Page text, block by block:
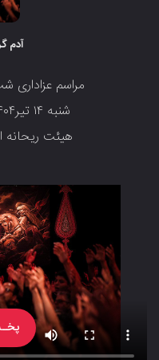
آدم
مراسم عزاداری
شنبه ۱۴ تیر۱۴۰۴ | ۹ محرم‌الحرام ۱۴۴۷
هیئت ریحانه